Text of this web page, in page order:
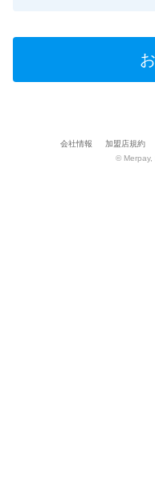
会社情報 加盟店規約
© Merpay,